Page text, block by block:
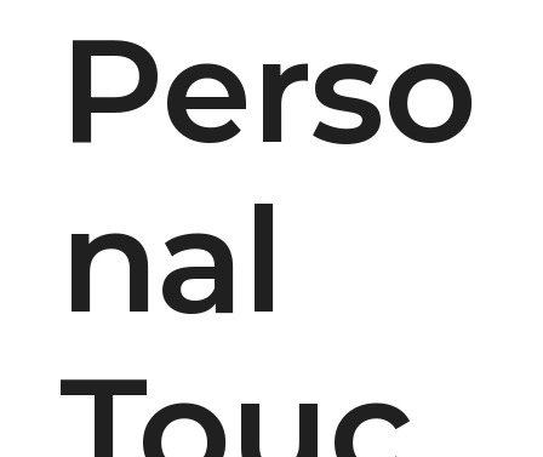
Perso
nal